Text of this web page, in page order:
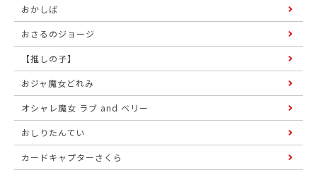
おかしば
おさるのジョージ
【推しの子】
おジャ魔女どれみ
オシャレ魔女 ラブ and ベリー
おしりたんてい
カードキャプターさくら